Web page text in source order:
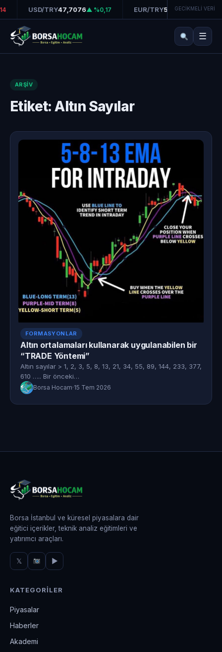
USD/TRY47,7076▲ %0,17 EUR/TRY55,0394▲ %0,04
GECİKMELİ VERİ
☰
ARŞIV
Etiket:Altın Sayılar
FORMASYONLAR
Altın ortalamaları kullanarak uygulanabilen bir
“TRADE Yöntemi”
Altın sayılar > 1, 2, 3, 5, 8, 13, 21, 34, 55, 89, 144, 233, 377,
610 ….. Bir önceki…
Borsa Hocam·15 Tem 2026
Borsa İstanbul ve küresel piyasalara dair
eğitici içerikler, teknik analiz eğitimleri ve
yatırımcı araçları.
𝕏 ▶
KATEGORILER
Piyasalar
Haberler
Akademi